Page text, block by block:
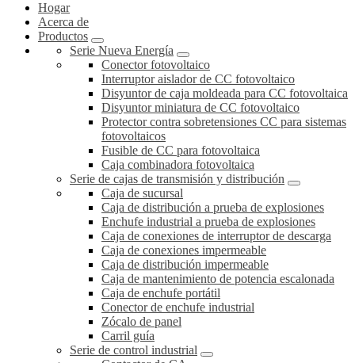
Hogar
Acerca de
Productos
Serie Nueva Energía
Conector fotovoltaico
Interruptor aislador de CC fotovoltaico
Disyuntor de caja moldeada para CC fotovoltaica
Disyuntor miniatura de CC fotovoltaico
Protector contra sobretensiones CC para sistemas
fotovoltaicos
Fusible de CC para fotovoltaica
Caja combinadora fotovoltaica
Serie de cajas de transmisión y distribución
Caja de sucursal
Caja de distribución a prueba de explosiones
Enchufe industrial a prueba de explosiones
Caja de conexiones de interruptor de descarga
Caja de conexiones impermeable
Caja de distribución impermeable
Caja de mantenimiento de potencia escalonada
Caja de enchufe portátil
Conector de enchufe industrial
Zócalo de panel
Carril guía
Serie de control industrial